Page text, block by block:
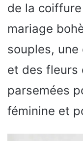
de la
mariage
souples,
et des fleurs
parsemées
féminine et